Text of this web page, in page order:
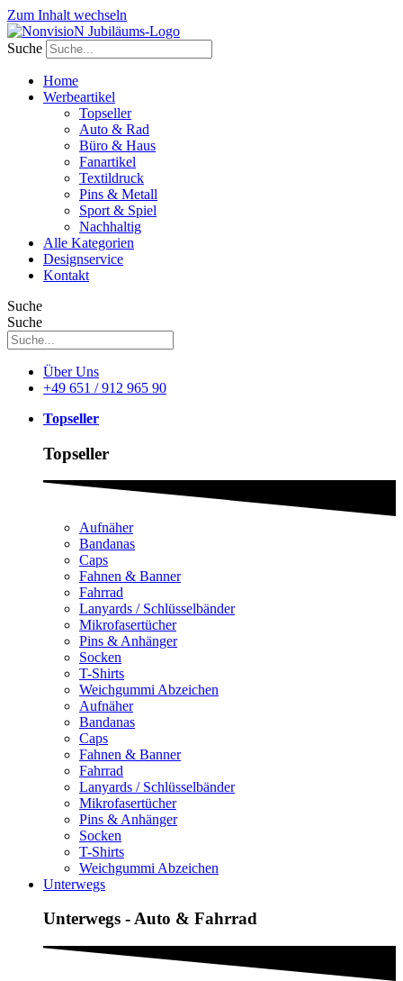
Zum Inhalt wechseln
Suche
Home
Werbeartikel
Topseller
Auto & Rad
Büro & Haus
Fanartikel
Textildruck
Pins & Metall
Sport & Spiel
Nachhaltig
Alle Kategorien
Designservice
Kontakt
Suche
Suche
Über Uns
+49 651 / 912 965 90
Topseller
Topseller
Aufnäher
Bandanas
Caps
Fahnen & Banner
Fahrrad
Lanyards / Schlüsselbänder
Mikrofasertücher
Pins & Anhänger
Socken
T-Shirts
Weichgummi Abzeichen
Aufnäher
Bandanas
Caps
Fahnen & Banner
Fahrrad
Lanyards / Schlüsselbänder
Mikrofasertücher
Pins & Anhänger
Socken
T-Shirts
Weichgummi Abzeichen
Unterwegs
Unterwegs - Auto & Fahrrad